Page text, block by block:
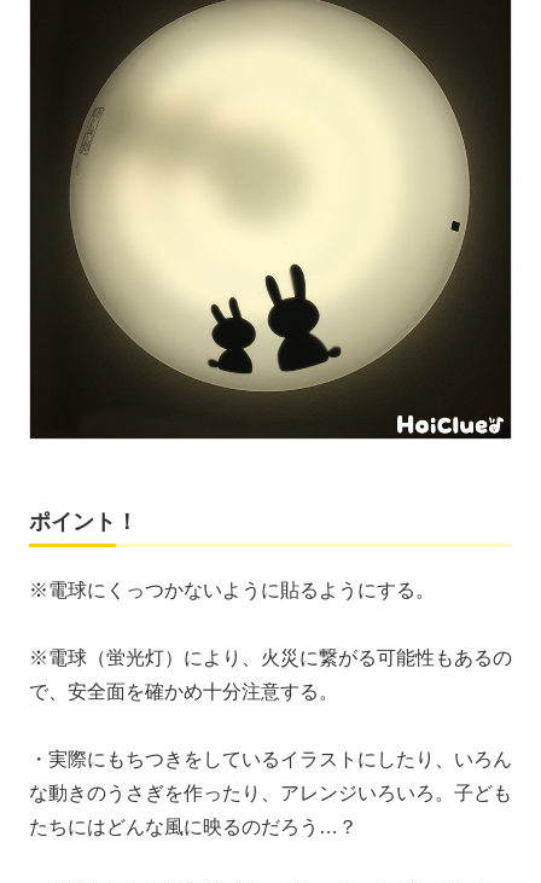
ポイント！
※電球にくっつかないように貼るようにする。
※電球（蛍光灯）により、火災に繋がる可能性もあるの
で、安全面を確かめ十分注意する。
・実際にもちつきをしているイラストにしたり、いろん
な動きのうさぎを作ったり、アレンジいろいろ。子ども
たちにはどんな風に映るのだろう…？